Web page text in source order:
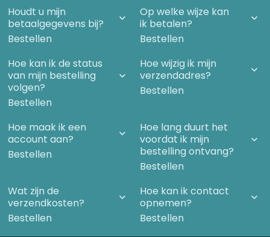
Houdt u mijn
betaalgegevens bij?
Bestellen
Op welke wijze kan
ik betalen?
Bestellen
Hoe kan ik de status
van mijn bestelling
volgen?
Bestellen
Hoe wijzig ik mijn
verzendadres?
Bestellen
Hoe maak ik een
account aan?
Bestellen
Hoe lang duurt het
voordat ik mijn
bestelling ontvang?
Bestellen
Wat zijn de
verzendkosten?
Bestellen
Hoe kan ik contact
opnemen?
Bestellen